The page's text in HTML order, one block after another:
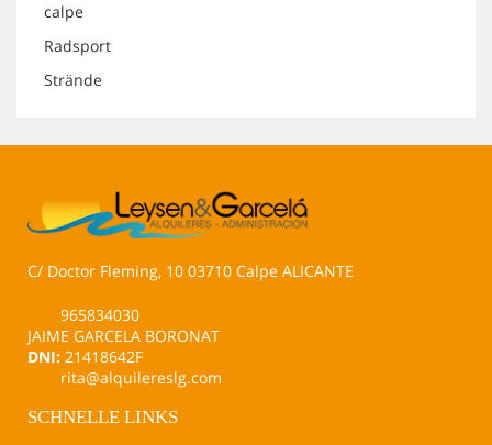
calpe
Radsport
Strände
C/ Doctor Fleming, 10 03710 Calpe ALICANTE
965834030
JAIME GARCELA BORONAT
DNI: 21418642F
rita@alquilereslg.com
SCHNELLE LINKS